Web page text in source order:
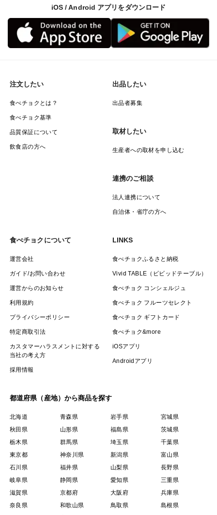
iOS / Android アプリをダウンロード
注文したい
食べチョクとは？
食べチョク基準
品質保証について
飲食店の方へ
出品したい
出品者募集
取材したい
生産者への取材を申し込む
連携のご相談
法人連携について
自治体・省庁の方へ
食べチョクについて
運営会社
ガイド/お問い合わせ
運営からのお知らせ
利用規約
プライバシーポリシー
特定商取引法
カスタマーハラスメントに対する
当社の考え方
採用情報
LINKS
食べチョクふるさと納税
Vivid TABLE（ビビッドテーブル）
食べチョク コンシェルジュ
食べチョク フルーツセレクト
食べチョク ギフトカード
食べチョク&more
iOSアプリ
Androidアプリ
都道府県（産地）から商品を探す
北海道 青森県 岩手県
宮城県
秋田県
山形県 福島県
茨城県
栃木県
群馬県 埼玉県
千葉県
東京都
神奈川県 新潟県
富山県
石川県
福井県 山梨県
長野県
岐阜県
静岡県 愛知県
三重県
滋賀県
京都府 大阪府
兵庫県
奈良県
和歌山県 鳥取県
島根県